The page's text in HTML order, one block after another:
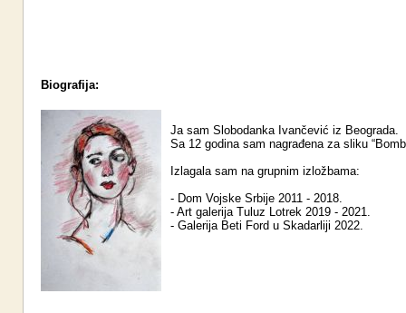
Biografija:
Ja sam Slobodanka Ivančević iz Beograda.
Sa 12 godina sam nagrađena za sliku
Izlagala sam na grupnim izložbama:
- Dom Vojske Srbije 2011 - 2018.
- Art galerija Tuluz Lotrek 2019 - 2021.
- Galerija Beti Ford u Skadarliji 2022.